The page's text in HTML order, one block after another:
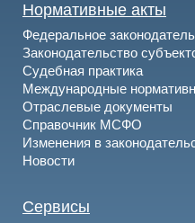
Нормативные акты
Федеральное
Законодательство
Судебная практика
Международные
Отраслевые документы
Справочник МСФО
Изменения в
Новости
Сервисы